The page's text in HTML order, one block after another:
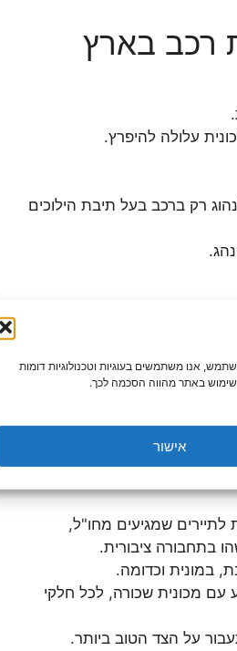
אנו משתמשים בעוגיות וטכנולוגיות דומות
באתר מהווה הסכמה לכך.
אישור
רכב בארץ
רק ברכב בעל תיבת הילוכים
שמגיעים מחו"ל,
בתחבורה ציבורית.
במונית וכדומה.
מכונית שכורה, לכל חלקי
על הצד הטוב ביותר.